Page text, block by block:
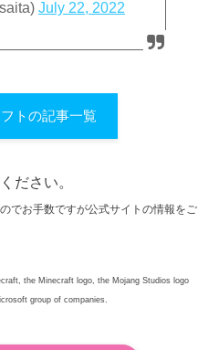
July 22, 2022
トの記事一覧
ださい。
でお手数ですが公式サイトの情報をご
the Minecraft logo, the Mojang Studios logo
group of companies.